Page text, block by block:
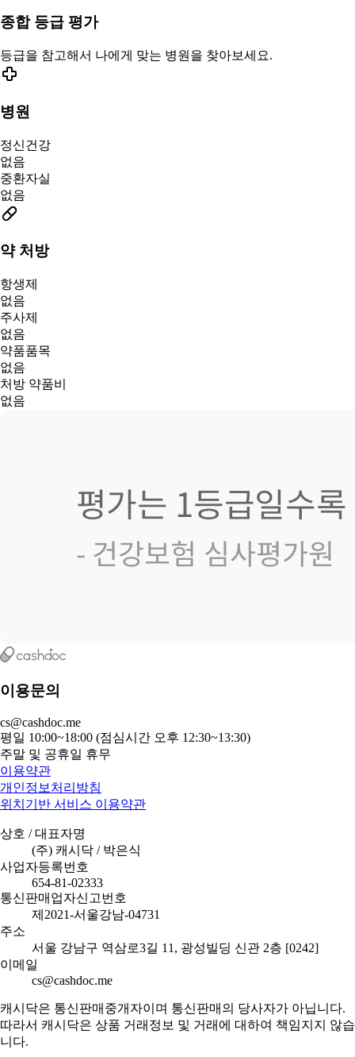
종합 등급 평가
등급을 참고해서 나에게 맞는 병원을 찾아보세요.
병원
정신건강
없음
중환자실
없음
약 처방
항생제
없음
주사제
없음
약품품목
없음
처방 약품비
없음
이용문의
cs@cashdoc.me
평일 10:00~18:00 (점심시간 오후 12:30~13:30)
주말 및 공휴일 휴무
이용약관
개인정보처리방침
위치기반 서비스 이용약관
상호 / 대표자명
(주) 캐시닥 / 박은식
사업자등록번호
654-81-02333
통신판매업자신고번호
제2021-서울강남-04731
주소
서울 강남구 역삼로3길 11, 광성빌딩 신관 2층 [0242]
이메일
cs@cashdoc.me
캐시닥은 통신판매중개자이며 통신판매의 당사자가 아닙니다.
따라서 캐시닥은 상품 거래정보 및 거래에 대하여 책임지지 않습
니다.